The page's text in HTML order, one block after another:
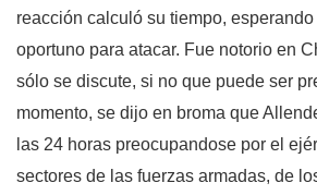
reacción calculó su tiempo,
oportuno para atacar. Fue notorio en
sólo se discute, si no que puede ser
momento, se dijo en broma que
las 24 horas preocupandose por el
sectores de las fuerzas armadas, de